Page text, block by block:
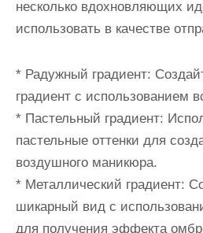
несколько вдохновляющих
использовать в качестве
* Радужный градиент:
градиент с использованием
* Пастельный градиент:
пастельные оттенки для
воздушного маникюра.
* Металлический градиент:
шикарный вид с
для получения эффекта